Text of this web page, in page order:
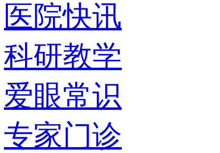
医院快讯
科研教学
爱眼常识
专家门诊